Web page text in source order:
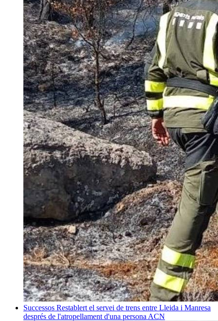
Successos Restablert el servei de trens entre Lleida i Manresa
després de l'atropellament d'una persona ACN